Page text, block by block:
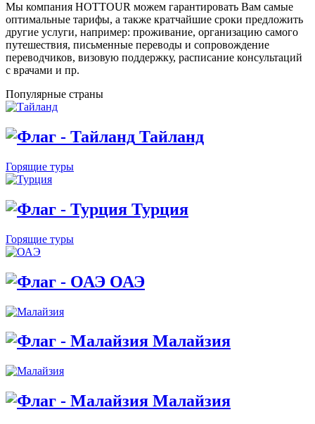
Мы компания HOTTOUR можем гарантировать Вам самые
оптимальные тарифы, а также кратчайшие сроки предложить
другие услуги, например: проживание, организацию самого
путешествия, письменные переводы и сопровождение
переводчиков, визовую поддержку, расписание консультаций
с врачами и пр.
Популярные страны
Тайланд
Горящие туры
Турция
Горящие туры
ОАЭ
Малайзия
Малайзия